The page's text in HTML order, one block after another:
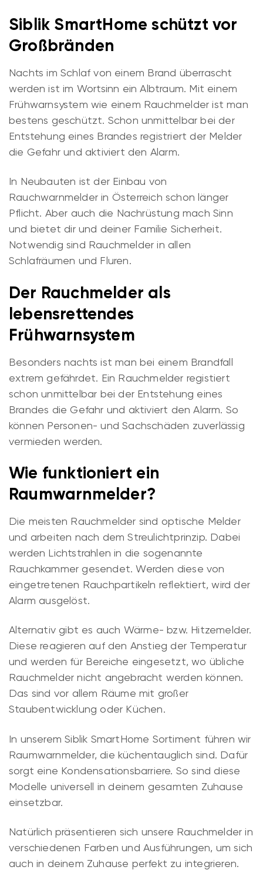
Siblik SmartHome schützt vor
Großbränden
Nachts im Schlaf von einem Brand überrascht
werden ist im Wortsinn ein Albtraum. Mit einem
Frühwarnsystem wie einem Rauchmelder ist man
bestens geschützt. Schon unmittelbar bei der
Entstehung eines Brandes registriert der Melder
die Gefahr und aktiviert den Alarm.
In Neubauten ist der Einbau von
Rauchwarnmelder in Österreich schon länger
Pflicht. Aber auch die Nachrüstung mach Sinn
und bietet dir und deiner Familie Sicherheit.
Notwendig sind Rauchmelder in allen
Schlafräumen und Fluren.
Der Rauchmelder als
lebensrettendes
Frühwarnsystem
Besonders nachts ist man bei einem Brandfall
extrem gefährdet. Ein Rauchmelder registiert
schon unmittelbar bei der Entstehung eines
Brandes die Gefahr und aktiviert den Alarm. So
können Personen- und Sachschäden zuverlässig
vermieden werden.
Wie funktioniert ein
Raumwarnmelder?
Die meisten Rauchmelder sind optische Melder
und arbeiten nach dem Streulichtprinzip. Dabei
werden Lichtstrahlen in die sogenannte
Rauchkammer gesendet. Werden diese von
eingetretenen Rauchpartikeln reflektiert, wird der
Alarm ausgelöst.
Alternativ gibt es auch Wärme- bzw. Hitzemelder.
Diese reagieren auf den Anstieg der Temperatur
und werden für Bereiche eingesetzt, wo übliche
Rauchmelder nicht angebracht werden können.
Das sind vor allem Räume mit großer
Staubentwicklung oder Küchen.
In unserem Siblik SmartHome Sortiment führen wir
Raumwarnmelder, die küchentauglich sind. Dafür
sorgt eine Kondensationsbarriere. So sind diese
Modelle universell in deinem gesamten Zuhause
einsetzbar.
Natürlich präsentieren sich unsere Rauchmelder in
verschiedenen Farben und Ausführungen, um sich
auch in deinem Zuhause perfekt zu integrieren.